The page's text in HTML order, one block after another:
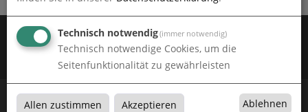
Zahlen Sie mit:
Wir versenden mit:
© 2026 Colorwand Shop
Technisch notwendig(immer notwendig)
Technisch notwendige Cookies, um die
Seitenfunktionalität zu gewährleisten
Allen zustimmen Akzeptieren Ablehnen